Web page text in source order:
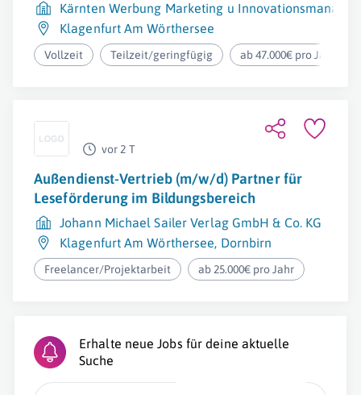
Kärnten Werbung Marketing u
Klagenfurt Am Wörthersee
Vollzeit Teilzeit/geringfügig ab 47.000€ pro Jahr
vor 2 T
Außendienst-Vertrieb (m/w/d) Partner für
Leseförderung im Bildungsbereich
Johann Michael Sailer Verlag GmbH & Co. KG
Klagenfurt Am Wörthersee, Dornbirn
Freelancer/Projektarbeit ab 25.000€ pro Jahr
Erhalte neue Jobs für deine aktuelle
Suche